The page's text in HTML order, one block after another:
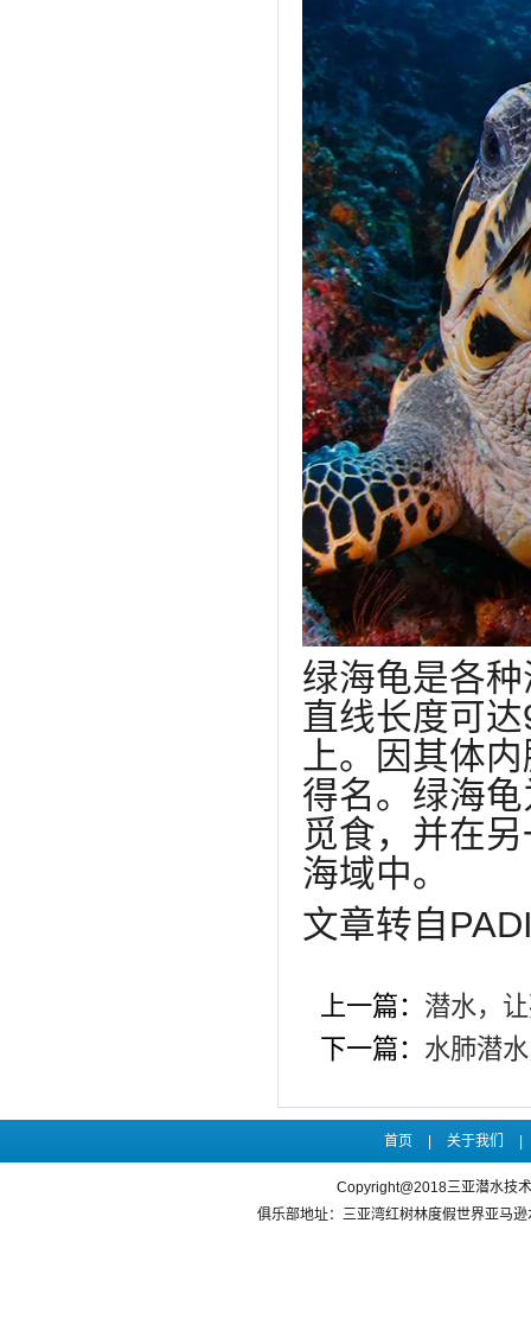
绿海龟是各
直线长度可
上。因其体
得名。绿海
觅食，并在
海域中。
文章转自
上一篇： 潜水，
下一篇： 水肺潜
首页 关于我们
Copyright@2018三亚潜水技
俱乐部地址：三亚湾红树林度假世界亚马